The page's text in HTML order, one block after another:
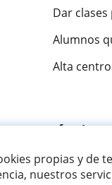
propias y de
nuestros
Dar
Alumnos
Alta
Fantástica